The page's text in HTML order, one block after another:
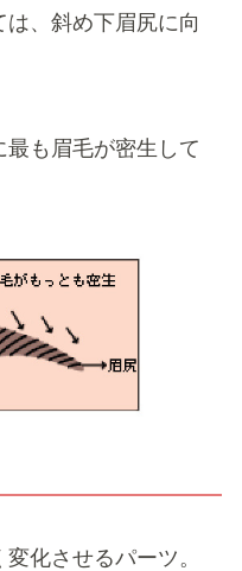
は、斜め下眉尻に向
も眉毛が密生して
化させるパーツ。